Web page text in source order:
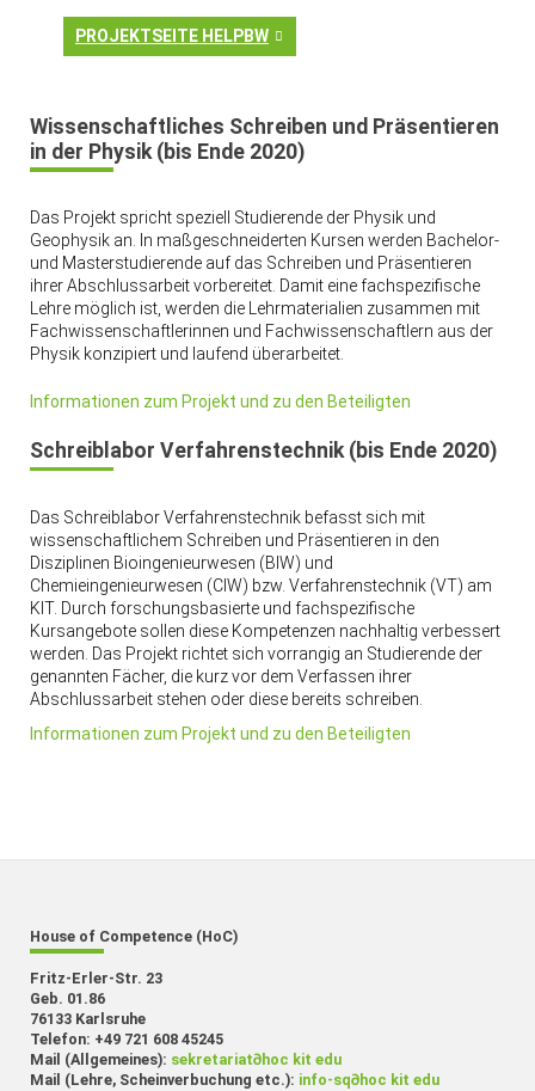
PROJEKTSEITE HELPBW
Wissenschaftliches Schreiben und Präsentieren
in der Physik (bis Ende 2020)
Das Projekt spricht speziell Studierende der Physik und
Geophysik an. In maßgeschneiderten Kursen werden Bachelor-
und Masterstudierende auf das Schreiben und Präsentieren
ihrer Abschlussarbeit vorbereitet. Damit eine fachspezifische
Lehre möglich ist, werden die Lehrmaterialien zusammen mit
Fachwissenschaftlerinnen und Fachwissenschaftlern aus der
Physik konzipiert und laufend überarbeitet.
Informationen zum Projekt und zu den Beteiligten
Schreiblabor Verfahrenstechnik (bis Ende 2020)
Das Schreiblabor Verfahrenstechnik befasst sich mit
wissenschaftlichem Schreiben und Präsentieren in den
Disziplinen Bioingenieurwesen (BIW) und
Chemieingenieurwesen (CIW) bzw. Verfahrenstechnik (VT) am
KIT. Durch forschungsbasierte und fachspezifische
Kursangebote sollen diese Kompetenzen nachhaltig verbessert
werden. Das Projekt richtet sich vorrangig an Studierende der
genannten Fächer, die kurz vor dem Verfassen ihrer
Abschlussarbeit stehen oder diese bereits schreiben.
Informationen zum Projekt und zu den Beteiligten
House of Competence (HoC)
Fritz-Erler-Str. 23
Geb. 01.86
76133 Karlsruhe
Telefon: +49 721 608 45245
Mail (Allgemeines): sekretariat∂hoc kit edu
Mail (Lehre, Scheinverbuchung etc.): info-sq∂hoc kit edu